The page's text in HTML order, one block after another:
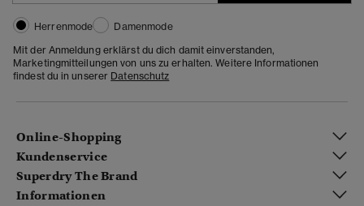
Herrenmode
Damenmode
Mit der Anmeldung erklärst du dich damit einverstanden,
Marketingmitteilungen von uns zu erhalten. Weitere Informationen
findest du in unserer Datenschutz
Online-Shopping
Kundenservice
Superdry The Brand
Informationen